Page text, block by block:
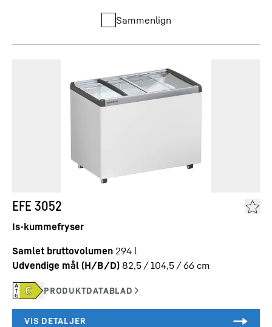
Sammenlign
EFE 3052
Is-kummefryser
Samlet bruttovolumen 294 l
Udvendige mål (H/B/D) 82,5 / 104,5 / 66 cm